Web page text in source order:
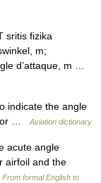
sritis fizika
m;
d’attaque, m …
indicate the angle
…
Aviation dictionary
acute angle
airfoil and the
From formal English to